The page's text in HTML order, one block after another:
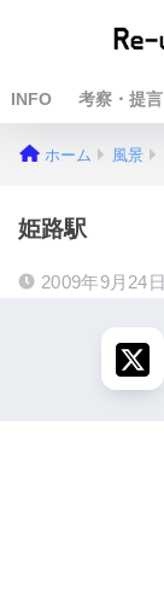
INFO 考察・提言
ホーム 風景
姫路駅
2009年9月24日